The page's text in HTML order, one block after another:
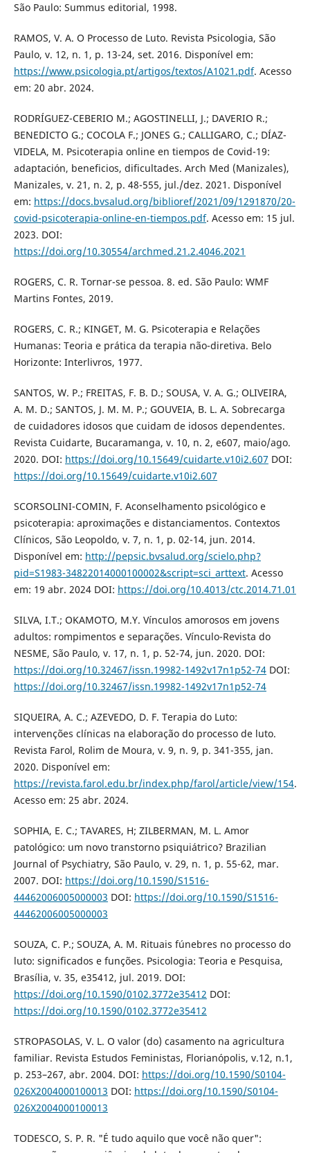
São Paulo: Summus editorial, 1998.
RAMOS, V. A. O Processo de Luto. Revista Psicologia, São
Paulo, v. 12, n. 1, p. 13-24, set. 2016. Disponível em:
https://www.psicologia.pt/artigos/textos/A1021.pdf. Acesso
em: 20 abr. 2024.
RODRÍGUEZ-CEBERIO M.; AGOSTINELLI, J.; DAVERIO R.;
BENEDICTO G.; COCOLA F.; JONES G.; CALLIGARO, C.; DÍAZ-
VIDELA, M. Psicoterapia online en tiempos de Covid-19:
adaptación, beneficios, dificultades. Arch Med (Manizales),
Manizales, v. 21, n. 2, p. 48-555, jul./dez. 2021. Disponível
em: https://docs.bvsalud.org/biblioref/2021/09/1291870/20-
covid-psicoterapia-online-en-tiempos.pdf. Acesso em: 15 jul.
2023. DOI:
https://doi.org/10.30554/archmed.21.2.4046.2021
ROGERS, C. R. Tornar-se pessoa. 8. ed. São Paulo: WMF
Martins Fontes, 2019.
ROGERS, C. R.; KINGET, M. G. Psicoterapia e Relações
Humanas: Teoria e prática da terapia não-diretiva. Belo
Horizonte: Interlivros, 1977.
SANTOS, W. P.; FREITAS, F. B. D.; SOUSA, V. A. G.; OLIVEIRA,
A. M. D.; SANTOS, J. M. M. P.; GOUVEIA, B. L. A. Sobrecarga
de cuidadores idosos que cuidam de idosos dependentes.
Revista Cuidarte, Bucaramanga, v. 10, n. 2, e607, maio/ago.
2020. DOI: https://doi.org/10.15649/cuidarte.v10i2.607 DOI:
https://doi.org/10.15649/cuidarte.v10i2.607
SCORSOLINI-COMIN, F. Aconselhamento psicológico e
psicoterapia: aproximações e distanciamentos. Contextos
Clínicos, São Leopoldo, v. 7, n. 1, p. 02-14, jun. 2014.
Disponível em: http://pepsic.bvsalud.org/scielo.php?
pid=S1983-34822014000100002&script=sci_arttext. Acesso
em: 19 abr. 2024 DOI: https://doi.org/10.4013/ctc.2014.71.01
SILVA, I.T.; OKAMOTO, M.Y. Vínculos amorosos em jovens
adultos: rompimentos e separações. Vínculo-Revista do
NESME, São Paulo, v. 17, n. 1, p. 52-74, jun. 2020. DOI:
https://doi.org/10.32467/issn.19982-1492v17n1p52-74DOI:
https://doi.org/10.32467/issn.19982-1492v17n1p52-74
SIQUEIRA, A. C.; AZEVEDO, D. F. Terapia do Luto:
intervenções clínicas na elaboração do processo de luto.
Revista Farol, Rolim de Moura, v. 9, n. 9, p. 341-355, jan.
2020. Disponível em:
https://revista.farol.edu.br/index.php/farol/article/view/154.
Acesso em: 25 abr. 2024.
SOPHIA, E. C.; TAVARES, H; ZILBERMAN, M. L. Amor
patológico: um novo transtorno psiquiátrico? Brazilian
Journal of Psychiatry, São Paulo, v. 29, n. 1, p. 55-62, mar.
2007. DOI: https://doi.org/10.1590/S1516-
44462006005000003 DOI: https://doi.org/10.1590/S1516-
44462006005000003
SOUZA, C. P.; SOUZA, A. M. Rituais fúnebres no processo do
luto: significados e funções. Psicologia: Teoria e Pesquisa,
Brasília, v. 35, e35412, jul. 2019. DOI:
https://doi.org/10.1590/0102.3772e35412 DOI:
https://doi.org/10.1590/0102.3772e35412
STROPASOLAS, V. L. O valor (do) casamento na agricultura
familiar. Revista Estudos Feministas, Florianópolis, v.12, n.1,
p. 253–267, abr. 2004. DOI: https://doi.org/10.1590/S0104-
026X2004000100013 DOI: https://doi.org/10.1590/S0104-
026X2004000100013
TODESCO, S. P. R. "É tudo aquilo que você não quer":